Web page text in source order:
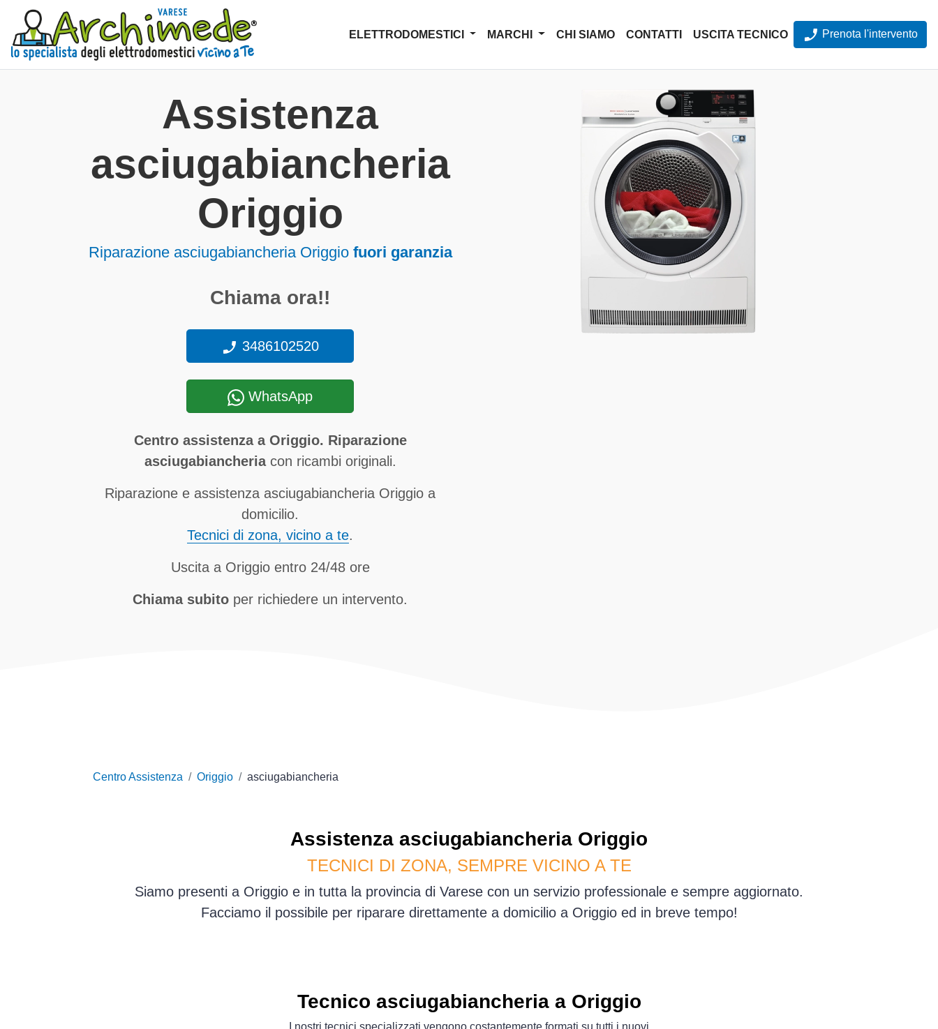
ELETTRODOMESTICI MARCHI CHI SIAMO CONTATTI USCITA TECNICO Prenota l'intervento
Assistenza
asciugabiancheria
Origgio
Riparazione asciugabiancheria Origgio fuori garanzia
Chiama ora!!
3486102520
WhatsApp
Centro assistenza a Origgio. Riparazione
asciugabiancheriacon ricambi originali.
Riparazione e assistenza asciugabiancheria Origgio a
domicilio.
Tecnici di zona, vicino a te.
Uscita a Origgio entro 24/48 ore
Chiama subito per richiedere un intervento.
Centro Assistenza Origgio asciugabiancheria
Assistenza asciugabiancheria Origgio
TECNICI DI ZONA, SEMPRE VICINO A TE
Siamo presenti a Origgio e in tutta la provincia di Varese con un servizio professionale e sempre aggiornato.
Facciamo il possibile per riparare direttamente a domicilio a Origgio ed in breve tempo!
Tecnico asciugabiancheria a Origgio
I nostri tecnici specializzati vengono costantemente formati su tutti i nuovi